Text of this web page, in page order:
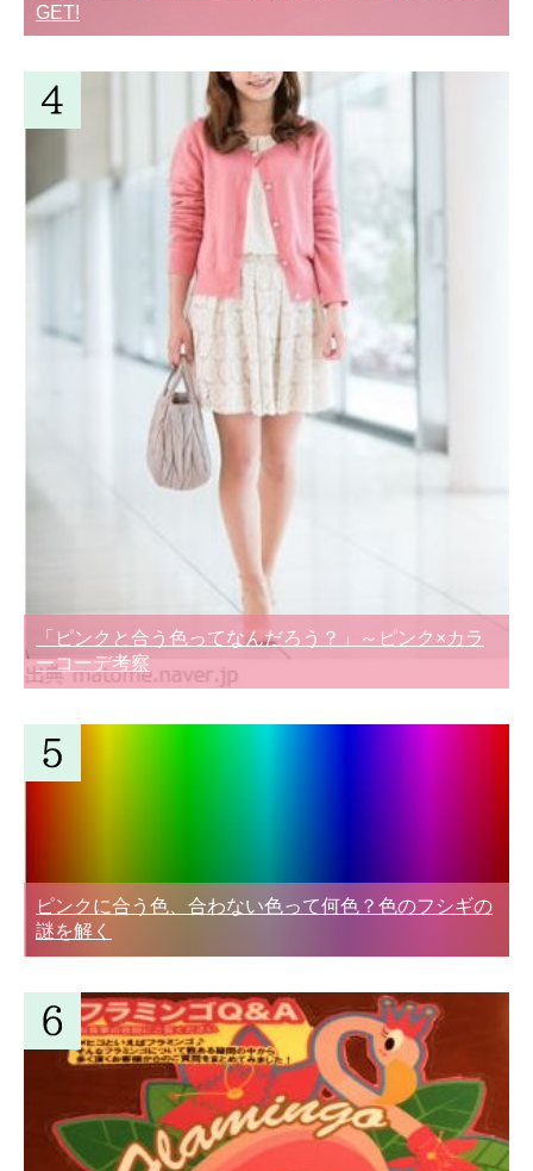
GET!
「ピンクと合う色ってなんだろう？」～ピンク×カラ
ーコーデ考察
ピンクに合う色、合わない色って何色？色のフシギの
謎を解く